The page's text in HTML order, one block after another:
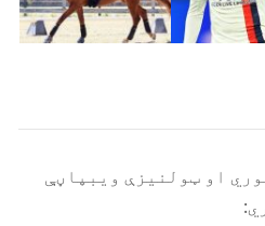
او ټولنیزې ویبپاڼې